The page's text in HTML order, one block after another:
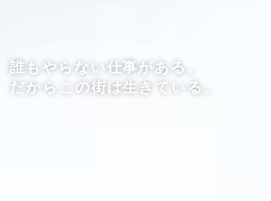
誰もやらない仕事がある。
だからこの街は生きている。